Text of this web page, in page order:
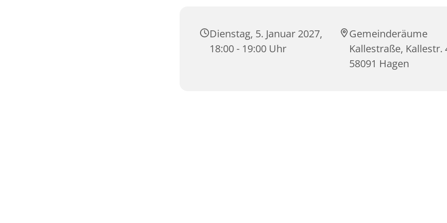
Dienstag, 5. Januar 2027,
18:00 - 19:00 Uhr
Gemeinderäume
Kallestraße, Kallestr.
58091 Hagen